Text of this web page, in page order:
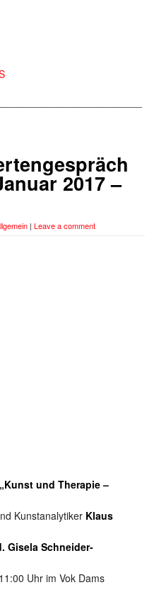
2017 –
| Leave a comment
„Kunst und Therapie –
Kunstanalytiker Klaus
Gisela Schneider-
Uhr im Vok Dams